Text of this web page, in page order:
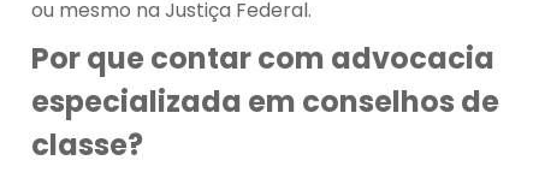
ou mesmo na Justiça Federal.
Por que contar com advocacia
especializada em conselhos de
classe?